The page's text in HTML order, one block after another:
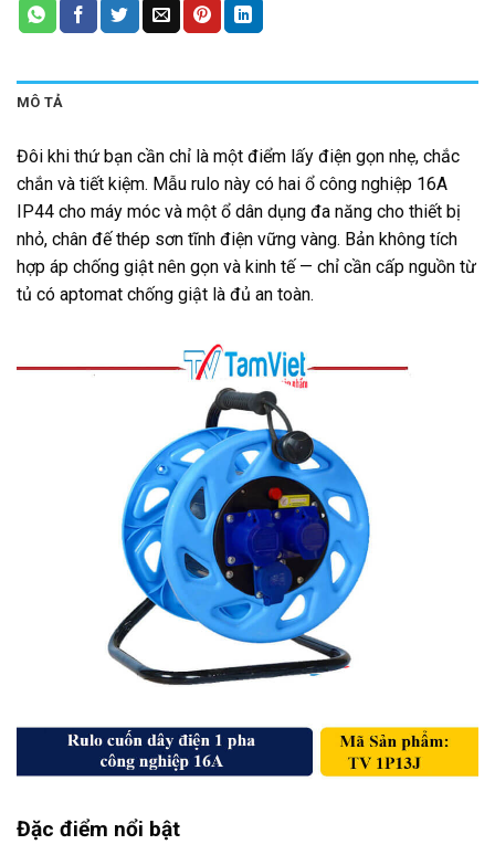
MÔ TẢ
Đôi khi thứ bạn cần chỉ là một điểm lấy điện gọn nhẹ, chắc
chắn và tiết kiệm. Mẫu rulo này có hai ổ công nghiệp 16A
IP44 cho máy móc và một ổ dân dụng đa năng cho thiết bị
nhỏ, chân đế thép sơn tĩnh điện vững vàng. Bản không tích
hợp áp chống giật nên gọn và kinh tế — chỉ cần cấp nguồn từ
tủ có aptomat chống giật là đủ an toàn.
Đặc điểm nổi bật